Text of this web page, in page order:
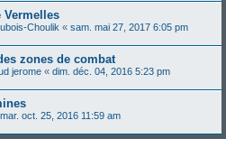
Vermelles
Choulik « sam. mai 27, 2017 6:05 pm
zones de combat
jerome « dim. déc. 04, 2016 5:23 pm
mar. oct. 25, 2016 11:59 am